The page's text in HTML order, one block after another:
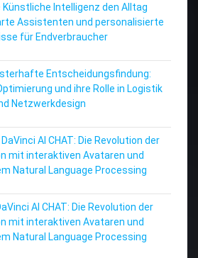
Künstliche Intelligenz den Alltag
Assistenten und personalisierte
für Endverbraucher
Entscheidungsfindung:
und ihre Rolle in Logistik
Netzwerkdesign
DaVinci AI CHAT: Die Revolution der
mit interaktiven Avataren und
Natural Language Processing
AI CHAT: Die Revolution der
mit interaktiven Avataren und
Natural Language Processing